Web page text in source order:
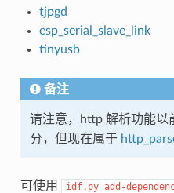
tjpgd
esp_serial_slave_link
tinyusb
备注
请注意，http 解析功能以
分，但现在属于
可使用 idf.py add-